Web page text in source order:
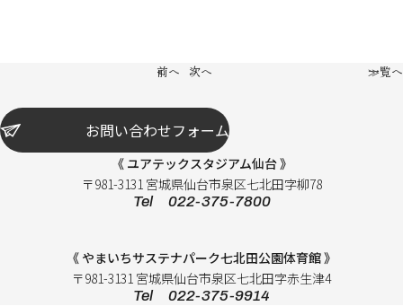
前へ 次へ 一覧へ
お問い合わせフォーム
《 ユアテックスタジアム仙台 》
〒981-3131 宮城県仙台市泉区七北田字柳78
Tel 022-375-7800
《 やまいちサステナパーク七北田公園体育館 》
〒981-3131 宮城県仙台市泉区七北田字赤生津4
Tel 022-375-9914